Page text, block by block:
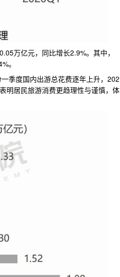
万亿元，同比增长2.9%。其中，
。
季度国内出游总花费逐年上升，202
明居民旅游消费更趋理性与谨慎，体